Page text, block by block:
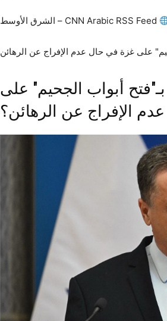
بـ"فتح أبواب الجحيم" على
الإفراج عن الرهائن؟